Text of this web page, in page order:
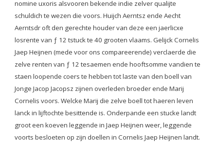
nomine uxoris alsvooren bekende indie zelver qualijte
schuldich te wezen die voors. Huijch Aerntsz ende Aecht
Aerntsdr oft den gerechte houder van deze een jaerlicxe
losrente van ƒ 12 tstuck te 40 grooten vlaams. Gelijck Cornelis
Jaep Heijnen (mede voor ons compareerende) verclaerde die
zelve renten van ƒ 12 tesaemen ende hooftsomme vandien te
staen loopende coers te hebben tot laste van den boell van
Jonge Jacop Jacopsz zijnen overleden broeder ende Marij
Cornelis voors. Welcke Marij die zelve boell tot haeren leven
lanck in lijftochte besittende is. Onderpande een stucke landt
groot een koeven leggende in Jaep Heijnen weer, leggende
voorts besloeten op zijn doellen in Cornelis Jaep Heijnen landt.